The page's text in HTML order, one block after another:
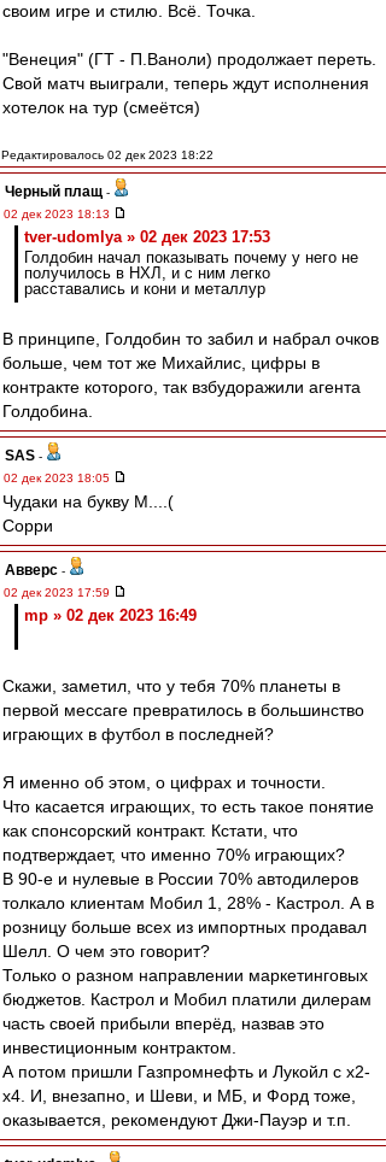
своим игре и стилю. Всё. Точка.
"Венеция" (ГТ - П.Ваноли) продолжает переть.
Свой матч выиграли, теперь ждут исполнения
хотелок на тур (смеётся)
Редактировалось 02 дек 2023 18:22
Черный плащ -
02 дек 2023 18:13
tver-udomlya » 02 дек 2023 17:53
Голдобин начал показывать почему у него не
получилось в НХЛ, и с ним легко
расставались и кони и металлур
В принципе, Голдобин то забил и набрал очков
больше, чем тот же Михайлис, цифры в
контракте которого, так взбудоражили агента
Голдобина.
SAS -
02 дек 2023 18:05
Чудаки на букву М....(
Сорри
Авверс -
02 дек 2023 17:59
mp » 02 дек 2023 16:49
Скажи, заметил, что у тебя 70% планеты в
первой мессаге превратилось в большинство
играющих в футбол в последней?
Я именно об этом, о цифрах и точности.
Что касается играющих, то есть такое понятие
как спонсорский контракт. Кстати, что
подтверждает, что именно 70% играющих?
В 90-е и нулевые в России 70% автодилеров
толкало клиентам Мобил 1, 28% - Кастрол. А в
розницу больше всех из импортных продавал
Шелл. О чем это говорит?
Только о разном направлении маркетинговых
бюджетов. Кастрол и Мобил платили дилерам
часть своей прибыли вперёд, назвав это
инвестиционным контрактом.
А потом пришли Газпромнефть и Лукойл с х2-
х4. И, внезапно, и Шеви, и МБ, и Форд тоже,
оказывается, рекомендуют Джи-Пауэр и т.п.